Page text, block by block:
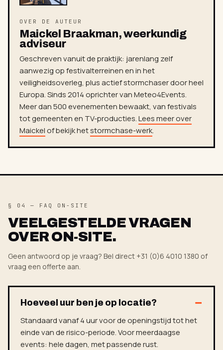
OVER DE AUTEUR
Maickel Braakman, weerkundig
adviseur
Geschreven vanuit de praktijk: jarenlang zelf
aanwezig op festivalterreinen en in het
veiligheidsoverleg, plus actief stormchaser door heel
Europa. Sinds 2014 oprichter van Meteo4Events.
Meer dan 500 evenementen bewaakt, van festivals
tot gemeenten en TV-producties.Lees meer over
Maickelof bekijk hetstormchase-werk.
§ 04 — FAQ ON-SITE
VEELGESTELDE VRAGEN
OVER ON-SITE.
Geen antwoord op je vraag? Bel direct +31 (0)6 4010 1380 of
vraag een offerte aan.
Hoeveel uur ben je op locatie?
Standaard vanaf 4 uur voor de openingstijd tot het
einde van de risico-periode. Voor meerdaagse
events: hele dagen, met passende rust.